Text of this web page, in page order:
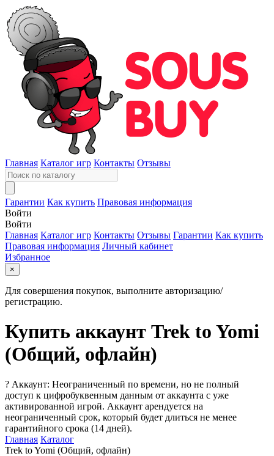
Главная Каталог игр Контакты Отзывы
Гарантии Как купить Правовая информация
Войти
Войти
Главная Каталог игр Контакты Отзывы Гарантии Как купить
Правовая информация Личный кабинет
Избранное
×
Для совершения покупок, выполните авторизацию/
регистрацию.
Купить аккаунт Trek to Yomi
(Общий, офлайн)
? Аккаунт: Неограниченный по времени, но не полный
доступ к цифробуквенным данным от аккаунта с уже
активированной игрой. Аккаунт арендуется на
неограниченный срок, который будет длиться не менее
гарантийного срока (14 дней).
Главная Каталог
Trek to Yomi (Общий, офлайн)